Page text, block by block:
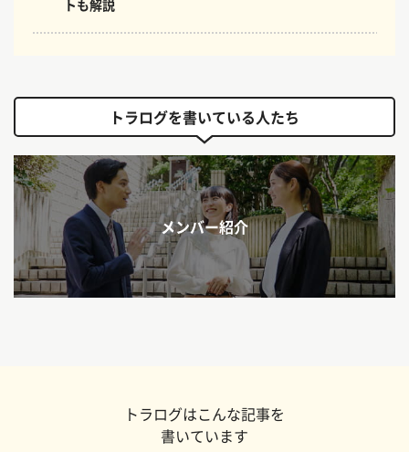
トも解説
トラログを書いている人たち
メンバー紹介
トラログはこんな記事を
書いています